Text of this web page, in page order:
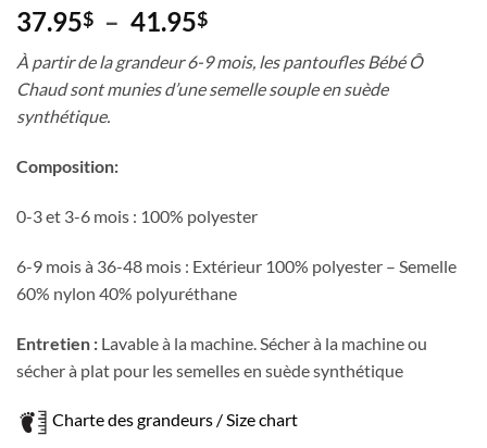
37.95$ – 41.95$Plage
prix :
37.95$
À partir de la grandeur 6-9 mois, les pantoufles Bébé Ô
Chaud sont munies d’une semelle souple en suède
synthétique.
Composition:
0-3 et 3-6 mois : 100% polyester
6-9 mois à 36-48 mois : Extérieur 100% polyester – Semelle
60% nylon 40% polyuréthane
Entretien : Lavable à la machine. Sécher à la machine ou
sécher à plat pour les semelles en suède synthétique
Charte des grandeurs / Size chart